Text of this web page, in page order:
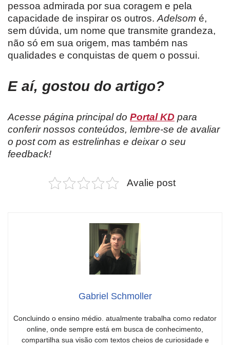
pessoa admirada por sua coragem e pela
capacidade de inspirar os outros. Adelsom é,
sem dúvida, um nome que transmite grandeza,
não só em sua origem, mas também nas
qualidades e conquistas de quem o possui.
E aí, gostou do artigo?
Acesse página principal do Portal KD para
conferir nossos conteúdos, lembre-se de avaliar
o post com as estrelinhas e deixar o seu
feedback!
Avalie post
Gabriel Schmoller
Concluindo o ensino médio. atualmente trabalha como redator
online, onde sempre está em busca de conhecimento,
compartilha sua visão com textos cheios de curiosidade e